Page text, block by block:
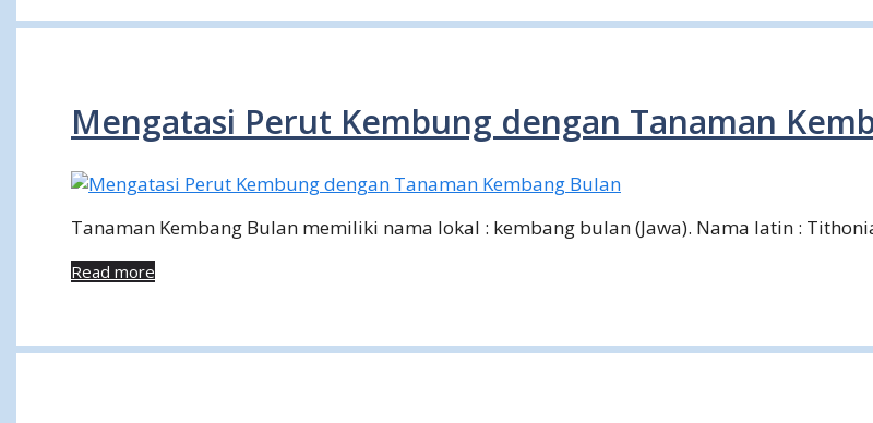
Mengatasi Perut Kembung dengan Tanaman
Tanaman Kembang Bulan memiliki nama lokal : kembang bulan (Jawa). Nama latin :
Read more